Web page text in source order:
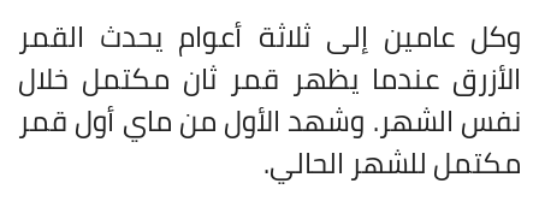
وكل عامين إلى ثلاثة أعوام يحدث القمر
الأزرق عندما يظهر قمر ثان مكتمل خلال
نفس الشهر. وشهد الأول من ماي أول قمر
مكتمل للشهر الحالي.